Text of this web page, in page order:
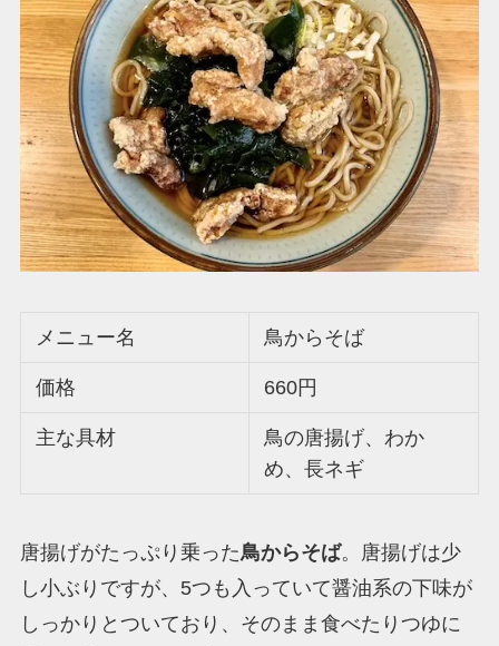
メニュー名 鳥からそば
価格 660円
主な具材
鳥の唐揚げ、わか
め、長ネギ
唐揚げがたっぷり乗った鳥からそば。唐揚げは少
し小ぶりですが、5つも入っていて醤油系の下味が
しっかりとついており、そのまま食べたりつゆに